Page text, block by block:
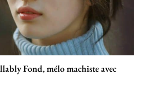
Fond, mélo machiste avec